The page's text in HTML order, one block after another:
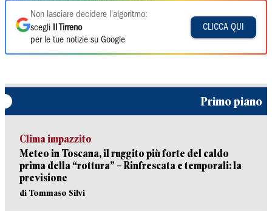
Non lasciare decidere l'algoritmo:
scegli
Il Tirreno
per le tue notizie su Google
CLICCA QUI
Primo piano
Clima impazzito
Meteo in Toscana, il ruggito più forte del caldo
prima della “rottura” – Rinfrescata e temporali: la
previsione
di Tommaso Silvi